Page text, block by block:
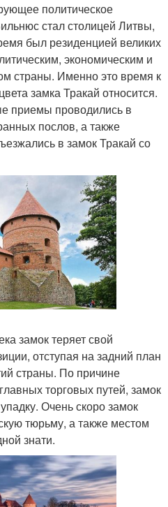
политическое
стал столицей Литвы,
был резиденцией великих
экономическим и
страны. Именно это время к
замка Тракай относится.
приемы проводились в
послов, а также
в замок Тракай со
замок теряет свой
отступая на задний план
страны. По причине
торговых путей, замок
Очень скоро замок
тюрьму, а также местом
знати.